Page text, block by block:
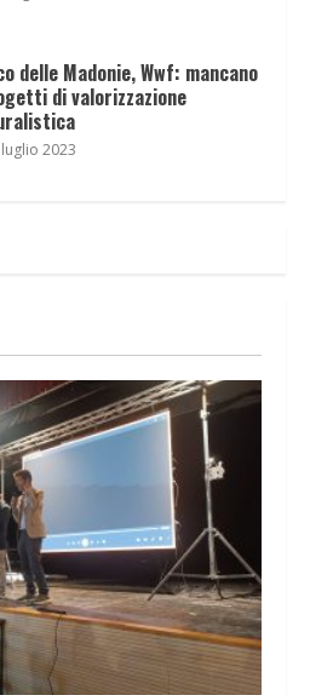
delle Madonie, Wwf: mancano
di valorizzazione
2023